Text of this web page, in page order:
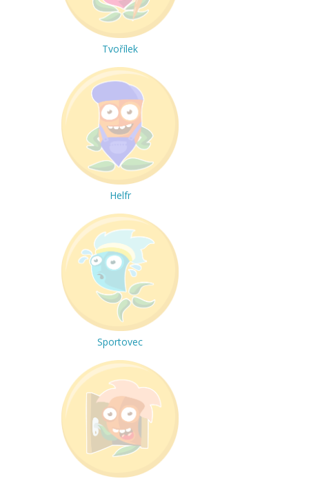
Tvořílek
Helfr
Sportovec